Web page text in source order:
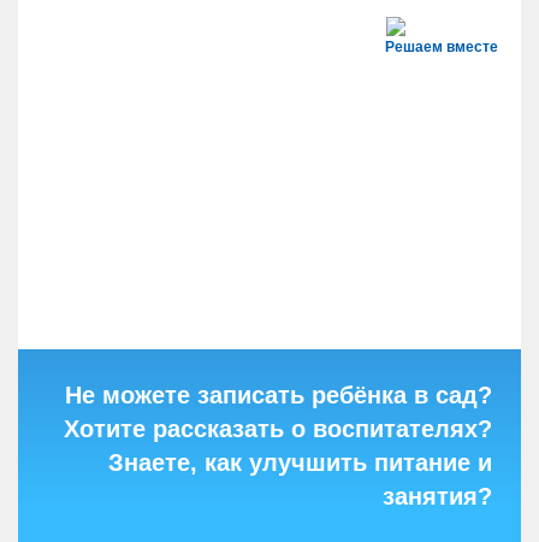
Решаем вместе
Не можете записать ребёнка в сад?
Хотите рассказать о воспитателях?
Знаете, как улучшить питание и
занятия?